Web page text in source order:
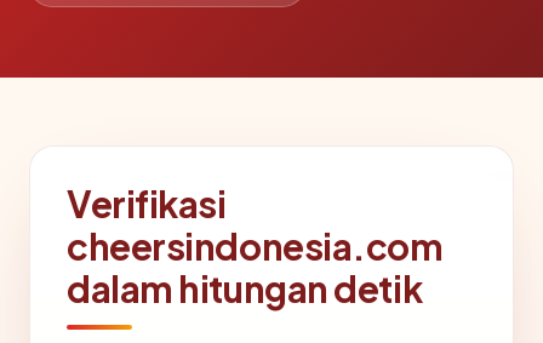
Verifikasi
cheersindonesia.com
dalam hitungan detik